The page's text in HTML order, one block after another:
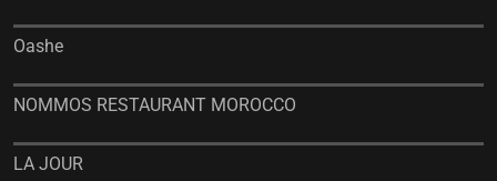
Oashe
NOMMOS RESTAURANT MOROCCO
LA JOUR